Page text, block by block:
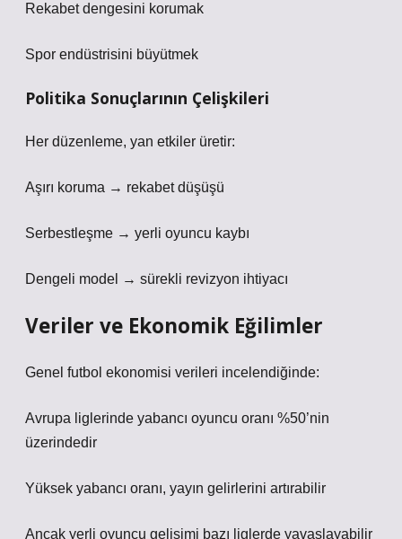
Rekabet dengesini korumak
Spor endüstrisini büyütmek
Politika Sonuçlarının Çelişkileri
Her düzenleme, yan etkiler üretir:
Aşırı koruma → rekabet düşüşü
Serbestleşme → yerli oyuncu kaybı
Dengeli model → sürekli revizyon ihtiyacı
Veriler ve Ekonomik Eğilimler
Genel futbol ekonomisi verileri incelendiğinde:
Avrupa liglerinde yabancı oyuncu oranı %50’nin
üzerindedir
Yüksek yabancı oranı, yayın gelirlerini artırabilir
Ancak yerli oyuncu gelişimi bazı liglerde yavaşlayabilir